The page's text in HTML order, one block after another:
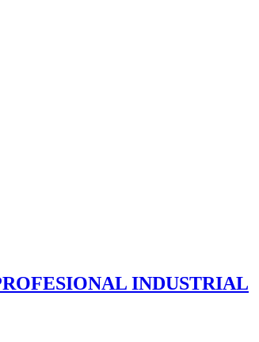
INDUSTRIAL